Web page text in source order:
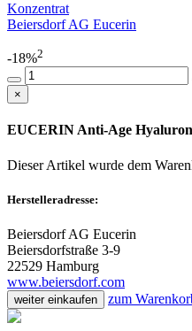
Konzentrat
Beiersdorf AG Eucerin
-18%2
×
EUCERIN Anti-Age
Dieser Artikel wurde dem
Herstelleradresse:
Beiersdorf AG Eucerin
Beiersdorfstraße 3-9
22529 Hamburg
www.beiersdorf.com
weiter einkaufen zum